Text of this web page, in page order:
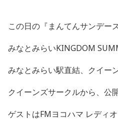
この日の『まんてんサンデー
みなとみらいKINGDOM
みなとみらい駅直結、 クイー
クイーンズサークルから、公
ゲストはFMヨコハマ レディ